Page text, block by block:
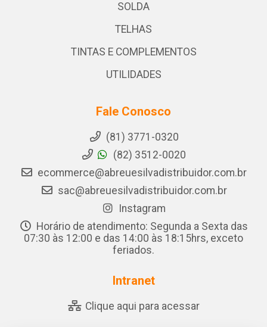
SOLDA
TELHAS
TINTAS E COMPLEMENTOS
UTILIDADES
Fale Conosco
(81) 3771-0320
(82) 3512-0020
ecommerce@abreuesilvadistribuidor.com.br
sac@abreuesilvadistribuidor.com.br
Instagram
Horário de atendimento: Segunda a Sexta das
07:30 às 12:00 e das 14:00 às 18:15hrs, exceto
feriados.
Intranet
Clique aqui para acessar